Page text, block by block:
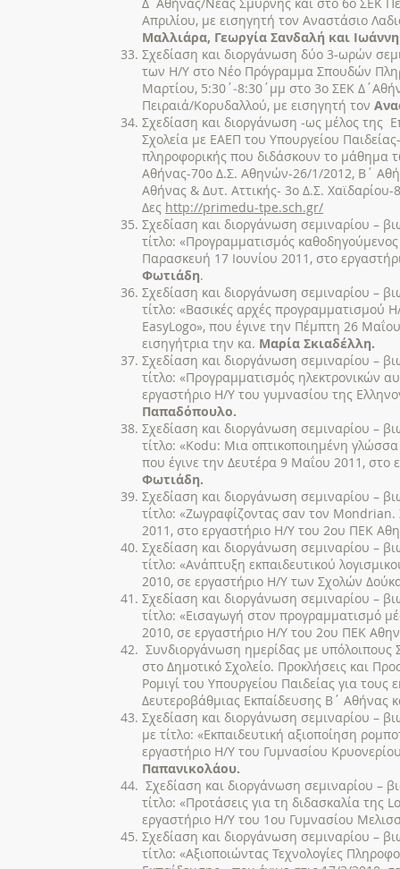
Απριλίου, με εισηγητή τον Αναστάσιο
Μαλλιάρα, Γεωργία Σανδαλή και
Σχεδίαση και διοργάνωση δύο 3-ωρών
των Η/Υ στο Νέο Πρόγραμμα Σπουδών
Μαρτίου, 5:30΄‐8:30΄μμ στο 3ο ΣΕΚ
Πειραιά/Κορυδαλλού, με εισηγητή τον
Σχεδίαση και διοργάνωση -ως μέλος της
Σχολεία με ΕΑΕΠ του Υπουργείου
πληροφορικής που διδάσκουν το μάθημα
Αθήνας-70ο Δ.Σ. Αθηνών-26/1/2012, Β΄
Αθήνας & Δυτ. Αττικής- 3ο Δ.Σ.
Δες http://primedu‐tpe.sch.gr/
Σχεδίαση και διοργάνωση σεμιναρίου –
τίτλο: «Προγραμματισμός
Παρασκευή 17 Ιουνίου 2011, στο
Φωτιάδη.
Σχεδίαση και διοργάνωση σεμιναρίου –
τίτλο: «Βασικές αρχές προγραμματισμού
EasyLogo», που έγινε την Πέμπτη 26
εισηγήτρια την κα. Μαρία Σκιαδέλλη.
Σχεδίαση και διοργάνωση σεμιναρίου –
τίτλο: «Προγραμματισμός ηλεκτρονικών
εργαστήριο Η/Υ του γυμνασίου της
Παπαδόπουλο.
Σχεδίαση και διοργάνωση σεμιναρίου –
τίτλο: «Kodu: Μια οπτικοποιημένη
που έγινε την Δευτέρα 9 Μαΐου 2011, στο
Φωτιάδη.
Σχεδίαση και διοργάνωση σεμιναρίου –
τίτλο: «Ζωγραφίζοντας σαν τον Mondrian.
2011, στο εργαστήριο Η/Υ του 2ου ΠΕΚ
Σχεδίαση και διοργάνωση σεμιναρίου –
τίτλο: «Ανάπτυξη εκπαιδευτικού
2010, σε εργαστήριο Η/Υ των Σχολών
Σχεδίαση και διοργάνωση σεμιναρίου –
τίτλο: «Εισαγωγή στον προγραμματισμό
2010, σε εργαστήριο Η/Υ του 2ου ΠΕΚ
Συνδιοργάνωση ημερίδας με
στο Δημοτικό Σχολείο. Προκλήσεις και
Ρομιγί του Υπουργείου Παιδείας για
Δευτεροβάθμιας Εκπαίδευσης Β΄ Αθήνας
Σχεδίαση και διοργάνωση σεμιναρίου –
με τίτλο: «Εκπαιδευτική αξιοποίηση
εργαστήριο Η/Υ του Γυμνασίου
Παπανικολάου.
Σχεδίαση και διοργάνωση σεμιναρίου –
τίτλο: «Προτάσεις για τη διδασκαλία της
εργαστήριο Η/Υ του 1ου Γυμνασίου
Σχεδίαση και διοργάνωση σεμιναρίου –
τίτλο: «Αξιοποιώντας Τεχνολογίες